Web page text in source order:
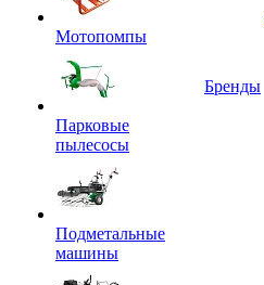
Мотопомпы
Парковые
пылесосы
Подметальные
машины
Бренды